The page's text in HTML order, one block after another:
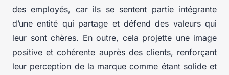
des employés, car ils se sentent partie intégrante
d’une entité qui partage et défend des valeurs qui
leur sont chères. En outre, cela projette une image
positive et cohérente auprès des clients, renforçant
leur perception de la marque comme étant solide et